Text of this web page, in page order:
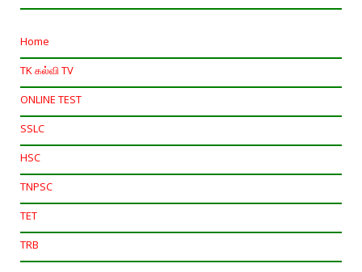
Home
TK கல்வி TV
ONLINE TEST
SSLC
HSC
TNPSC
TET
TRB